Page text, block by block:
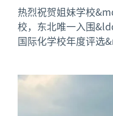
热烈祝贺姐妹学校
校，东北唯一入围
国际化学校年度评选
News image